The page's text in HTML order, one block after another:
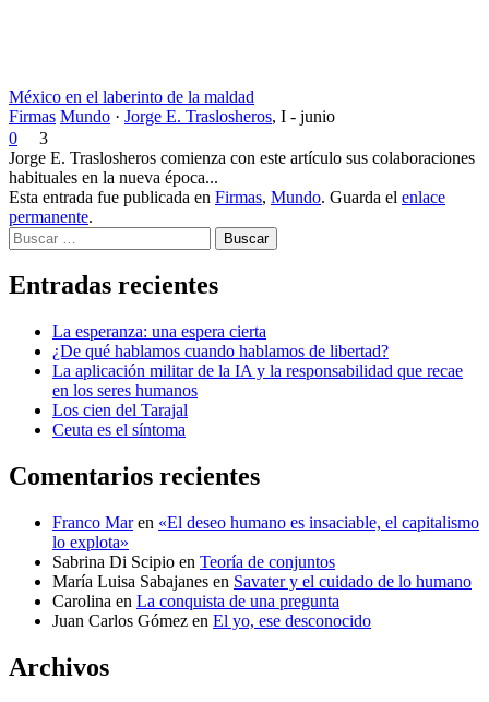
México en el laberinto de la maldad
Firmas Mundo · Jorge E. Traslosheros, I - junio
0
3
Jorge E. Traslosheros comienza con este artículo sus colaboraciones
habituales en la nueva época...
Esta entrada fue publicada en Firmas, Mundo. Guarda el enlace
permanente.
Buscar
Entradas recientes
La esperanza: una espera cierta
¿De qué hablamos cuando hablamos de libertad?
La aplicación militar de la IA y la responsabilidad que recae
en los seres humanos
Los cien del Tarajal
Ceuta es el síntoma
Comentarios recientes
Franco Maren «El deseo humano es insaciable, el capitalismo
lo explota»
Sabrina Di Scipio en Teoría de conjuntos
María Luisa Sabajanes en Savater y el cuidado de lo humano
Carolina en La conquista de una pregunta
Juan Carlos Gómez en El yo, ese desconocido
Archivos